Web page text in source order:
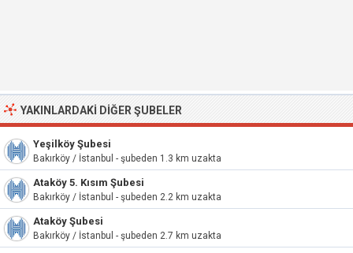
YAKINLARDAKI DIĞER ŞUBELER
Yeşilköy Şubesi
Bakırköy / İstanbul - şubeden 1.3 km uzakta
Ataköy 5. Kısım Şubesi
Bakırköy / İstanbul - şubeden 2.2 km uzakta
Ataköy Şubesi
Bakırköy / İstanbul - şubeden 2.7 km uzakta